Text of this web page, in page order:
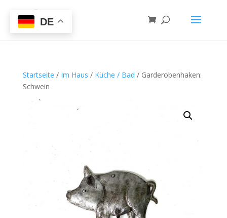
Startseite / Im Haus / Küche / Bad / Garderobenhaken:
Schwein
DE